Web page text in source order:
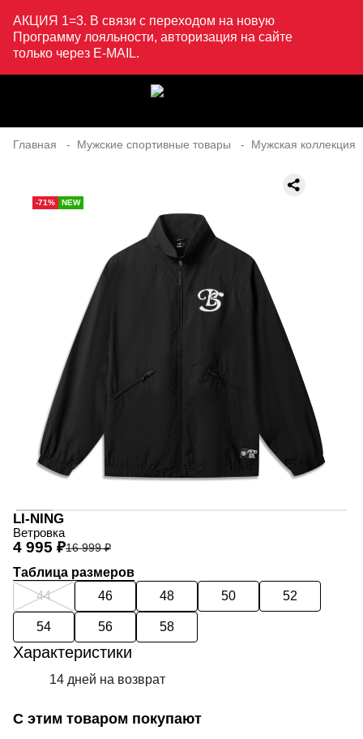
АКЦИЯ 1=3. В связи с переходом на новую
Программу лояльности, авторизация на сайте
только через E-MAIL.
Главная Мужские спортивные товары Мужская коллекция
-71% NEW
LI-NING
Ветровка
16 999 ₽
4 995 ₽
Таблица размеров
44
46 48 50 52
54 56 58
Характеристики
14 дней на возврат
С этим товаром покупают